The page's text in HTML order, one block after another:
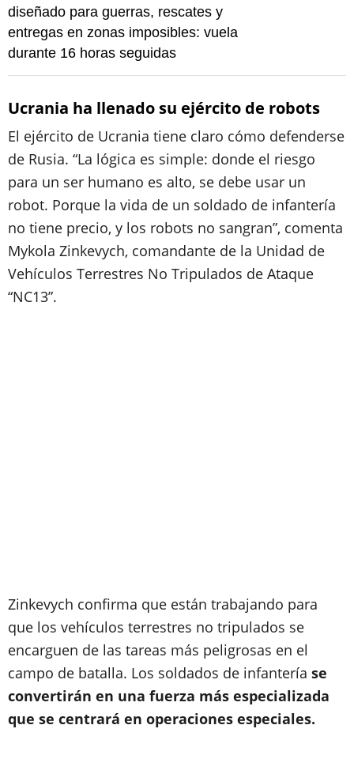
diseñado para guerras, rescates y
entregas en zonas imposibles: vuela
durante 16 horas seguidas
Ucrania ha llenado su ejército de robots
El ejército de Ucrania tiene claro cómo defenderse
de Rusia. “La lógica es simple: donde el riesgo
para un ser humano es alto, se debe usar un
robot. Porque la vida de un soldado de infantería
no tiene precio, y los robots no sangran”, comenta
Mykola Zinkevych, comandante de la Unidad de
Vehículos Terrestres No Tripulados de Ataque
“NC13”.
Zinkevych confirma que están trabajando para
que los vehículos terrestres no tripulados se
encarguen de las tareas más peligrosas en el
campo de batalla. Los soldados de infantería se
convertirán en una fuerza más especializada
que se centrará en operaciones especiales.